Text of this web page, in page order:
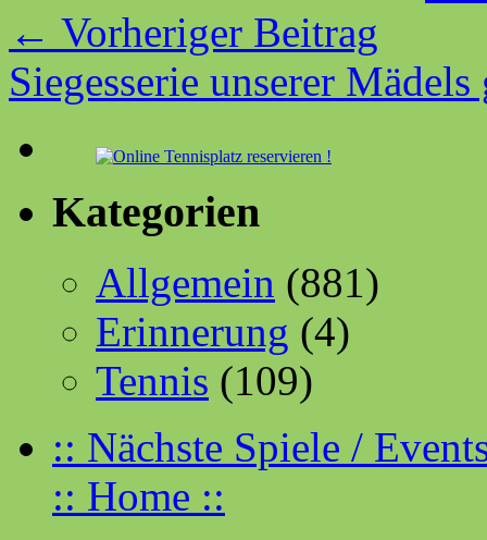
← Vorheriger Beitrag
Siegesserie unserer
Kategorien
Allgemein (881)
Erinnerung (4)
Tennis (109)
:: Nächste Spiele /
:: Home ::